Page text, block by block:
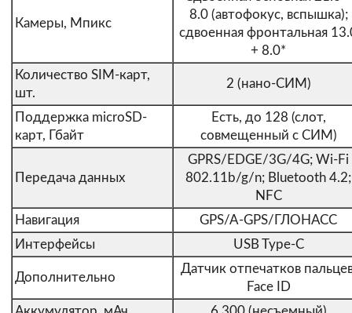
Камеры, Мпикс
8.0 (автофокус, вспышка);
сдвоенная фронтальная
+ 8.0*
Количество SIM-карт,
шт.
2 (нано-СИМ)
Поддержка microSD-
карт, Гбайт
Есть, до 128 (слот,
совмещенный с СИМ)
Передача данных
GPRS/EDGE/3G/4G; Wi-Fi
802.11b/g/n; Bluetooth 4.2;
NFC
Навигация
GPS/A-GPS/ГЛОНАСС
Интерфейсы
USB Type-C
Дополнительно
Датчик отпечатков
Face ID